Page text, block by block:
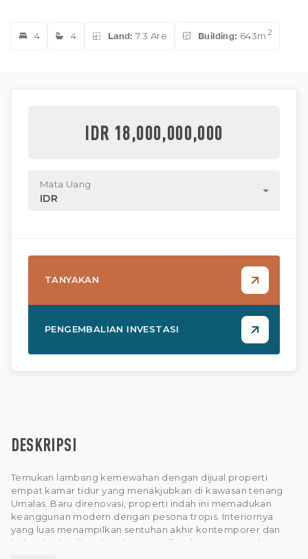
4 4 Land: 7.3 Are Building: 643m 2
DESKRIPSI
Temukan lambang kemewahan dengan dijual properti
empat kamar tidur yang menakjubkan di kawasan tenang
Umalas. Baru direnovasi, properti indah ini memadukan
keanggunan modern dengan pesona tropis. Interiornya
yang luas menampilkan sentuhan akhir kontemporer dan
bahan berkualitas tinggi, memastikan kenyamanan dan
IDR 18,000,000,000
Mata Uang
IDR
TANYAKAN
PENGEMBALIAN INVESTASI